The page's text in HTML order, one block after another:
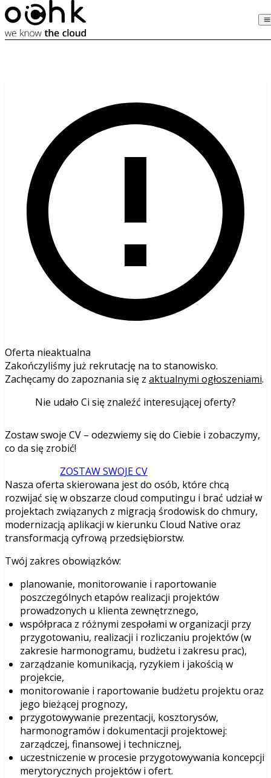
Oferta nieaktualna
Zakończyliśmy już rekrutację na to stanowisko.
Zachęcamy do zapoznania się z aktualnymi ogłoszeniami.
Nie udało Ci się znaleźć interesującej oferty?
Zostaw swoje CV – odezwiemy się do Ciebie i zobaczymy,
co da się zrobić!
ZOSTAW SWOJE CV
Nasza oferta skierowana jest do osób, które chcą
rozwijać się w obszarze cloud computingu i brać udział w
projektach związanych z migracją środowisk do chmury,
modernizacją aplikacji w kierunku Cloud Native oraz
transformacją cyfrową przedsiębiorstw.
Twój zakres obowiązków:
planowanie, monitorowanie i raportowanie
poszczególnych etapów realizacji projektów
prowadzonych u klienta zewnętrznego,
współpraca z różnymi zespołami w organizacji przy
przygotowaniu, realizacji i rozliczaniu projektów (w
zakresie harmonogramu, budżetu i zakresu prac),
zarządzanie komunikacją, ryzykiem i jakością w
projekcie,
monitorowanie i raportowanie budżetu projektu oraz
jego bieżącej prognozy,
przygotowywanie prezentacji, kosztorysów,
harmonogramów i dokumentacji projektowej:
zarządczej, finansowej i technicznej,
uczestniczenie w procesie przygotowywania koncepcji
merytorycznych projektów i ofert.